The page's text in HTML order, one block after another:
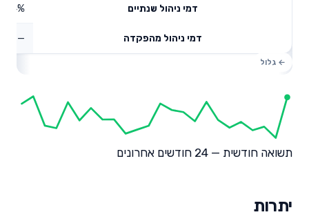
דמי ניהול שנתיים
דמי ניהול מהפקדה —
תשואה חודשית — 24 חודשים אחרונים
יתרות